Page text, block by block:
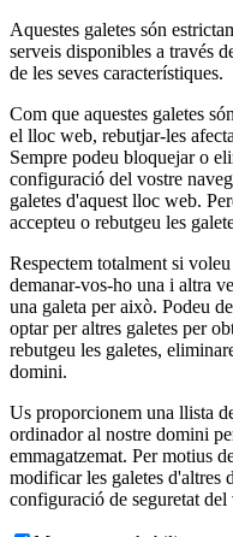
Aquestes galetes són
serveis disponibles a través
de les seves característiques.
Com que aquestes galetes
el lloc web, rebutjar-les
Sempre podeu bloquejar o
configuració del vostre
galetes d'aquest lloc web.
accepteu o rebutgeu les
Respectem totalment si
demanar-vos-ho una i altra
una galeta per això. Podeu
optar per altres galetes per
rebutgeu les galetes,
domini.
Us proporcionem una llista
ordinador al nostre domini
emmagatzemat. Per motius
modificar les galetes d'altres
configuració de seguretat del